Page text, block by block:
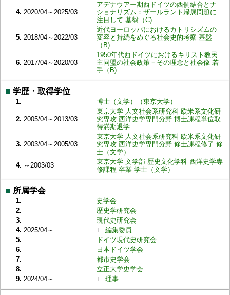
4. 2020/04～2025/03
アデナウアー期西ドイツの西側結合とナ
ショナリズム：ザールラント帰属問題に
注目して 基盤（C)
5. 2018/04～2022/03
近代ヨーロッパにおけるカトリシズムの
変容と持続をめぐる社会史的考察 基盤
（B)
6. 2017/04～2020/03
1950年代西ドイツにおけるキリスト教民
主同盟の社会政策－その理念と社会像 若
手（B)
■ 学歴・取得学位
1. 博士（文学）（東京大学）
2. 2005/04～2013/03
東京大学 人文社会系研究科 欧米系文化研
究専攻 西洋史学専門分野 博士課程単位取
得満期退学
3. 2003/04～2005/03
東京大学 人文社会系研究科 欧米系文化研
究専攻 西洋史学専門分野 修士課程修了 修
士（文学）
4. ～2003/03
東京大学 文学部 歴史文化学科 西洋史学専
修課程 卒業 学士（文学）
■ 所属学会
1.
史学会
2.
歴史学研究会
3.
現代史研究会
4. 2025/04～ ∟ 編集委員
5.
ドイツ現代史研究会
6.
日本ドイツ学会
7.
都市史学会
8.
立正大学史学会
9. 2024/04～ ∟ 理事